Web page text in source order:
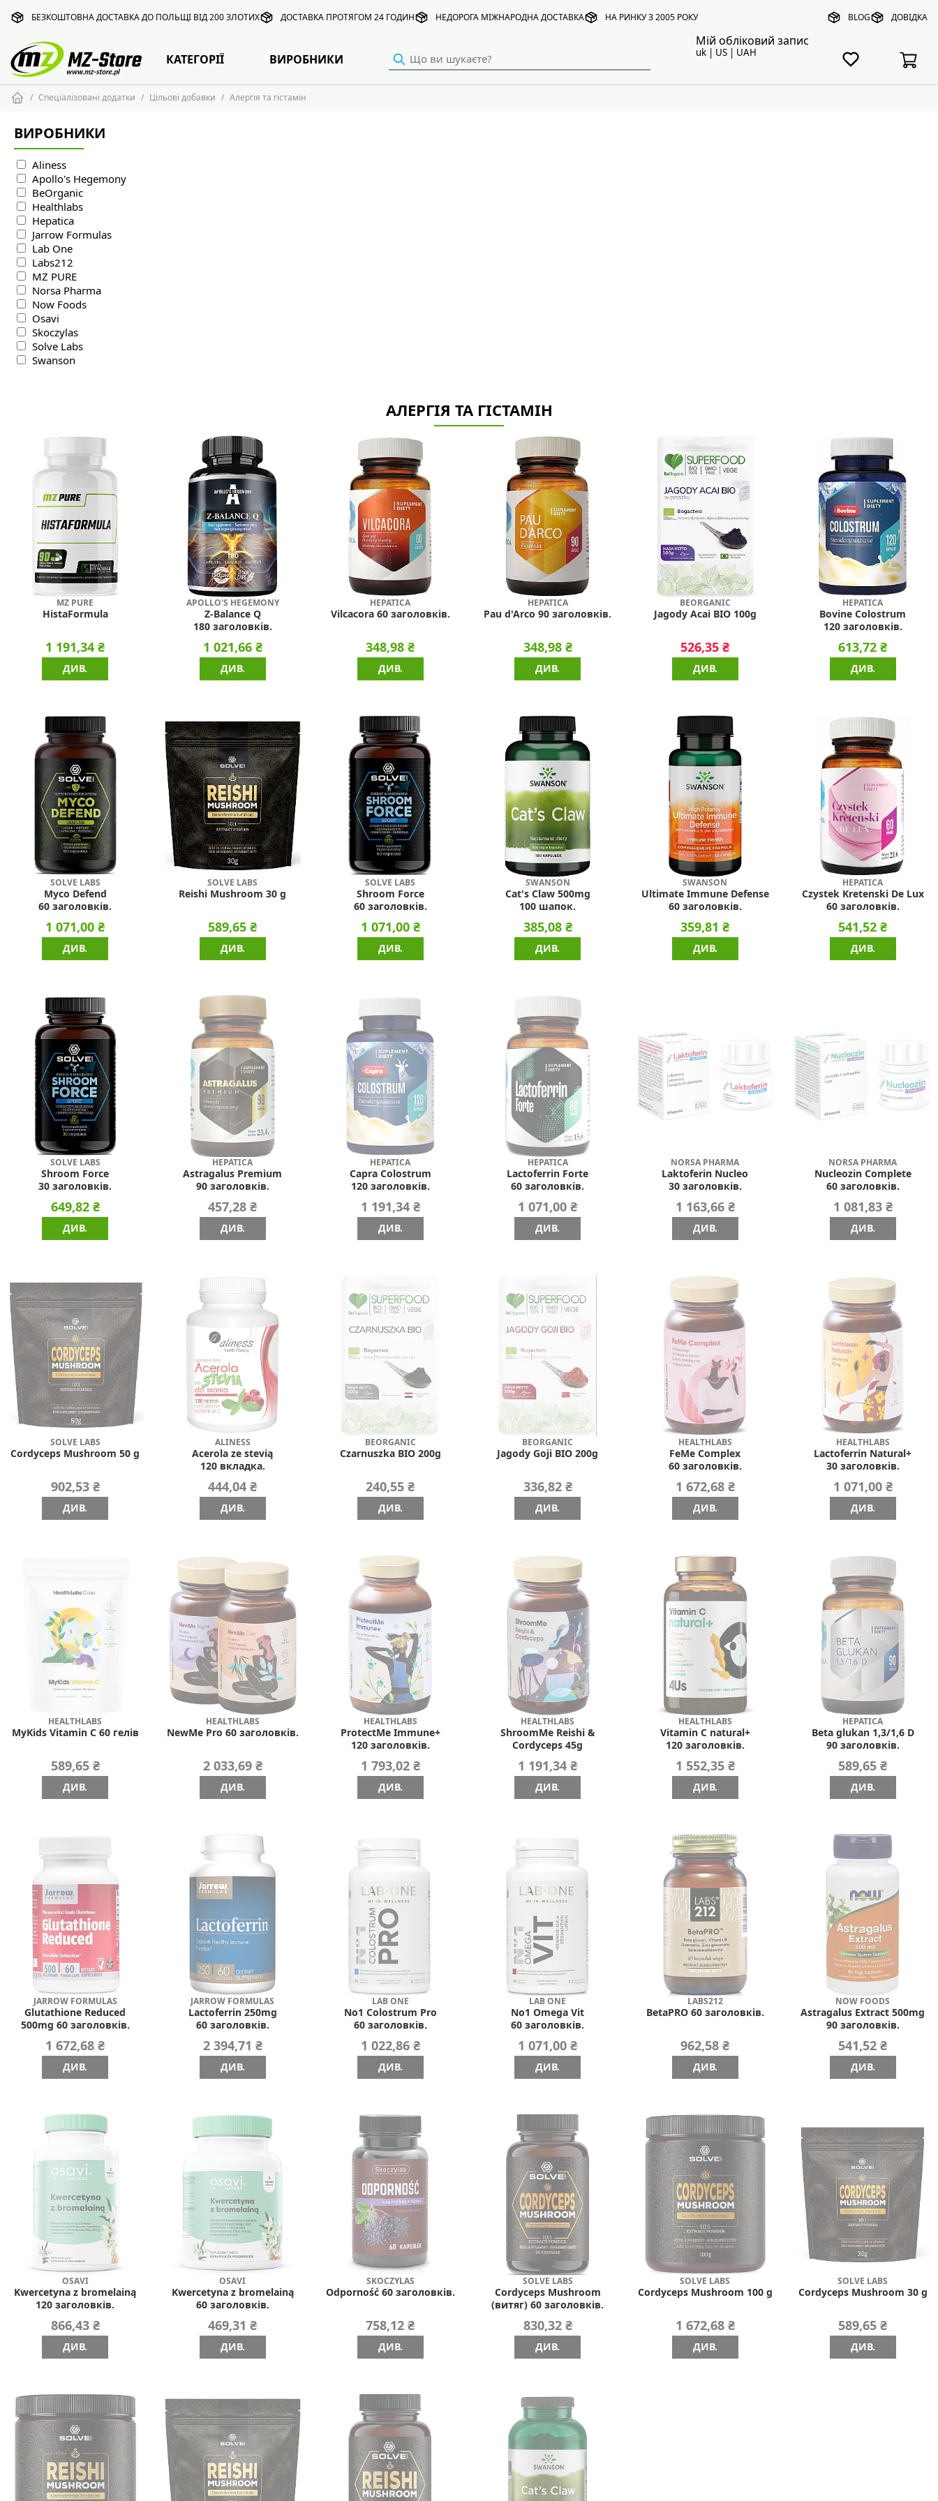
БЕЗКОШТОВНА ДОСТАВКА ДО ПОЛЬЩІ ВІД 200 ЗЛОТИХ ДОСТАВКА ПРОТЯГОМ 24 ГОДИН НЕДОРОГА МІЖНАРОДНА ДОСТАВКА НА РИНКУ З 2005 РОКУ BLOG ДОВІДКА
Мій обліковий запис
uk | US | UAH
КАТЕГОРІЇ ВИРОБНИКИ
Спеціалізовані додатки Цільові добавки Алергія та гістамін
ВИРОБНИКИ
Aliness
Apollo's Hegemony
BeOrganic
Healthlabs
Hepatica
Jarrow Formulas
Lab One
Labs212
MZ PURE
Norsa Pharma
Now Foods
Osavi
Skoczylas
Solve Labs
Swanson
АЛЕРГІЯ ТА ГІСТАМІН
MZ PURE
HistaFormula
1 191,34 ₴
ДИВ.
APOLLO'S HEGEMONY
Z-Balance Q
180 заголовків.
1 021,66 ₴
ДИВ.
HEPATICA
Vilcacora 60 заголовків.
348,98 ₴
ДИВ.
HEPATICA
Pau d'Arco 90 заголовків.
348,98 ₴
ДИВ.
BEORGANIC
Jagody Acai BIO 100g
526,35 ₴
ДИВ.
HEPATICA
Bovine Colostrum
120 заголовків.
613,72 ₴
ДИВ.
SOLVE LABS
Myco Defend
60 заголовків.
1 071,00 ₴
ДИВ.
SOLVE LABS
Reishi Mushroom 30 g
589,65 ₴
ДИВ.
SOLVE LABS
Shroom Force
60 заголовків.
1 071,00 ₴
ДИВ.
SWANSON
Cat's Claw 500mg
100 шапок.
385,08 ₴
ДИВ.
SWANSON
Ultimate Immune Defense
60 заголовків.
359,81 ₴
ДИВ.
HEPATICA
Czystek Kretenski De Lux
60 заголовків.
541,52 ₴
ДИВ.
SOLVE LABS
Shroom Force
30 заголовків.
649,82 ₴
ДИВ.
HEPATICA
Astragalus Premium
90 заголовків.
457,28 ₴
ДИВ.
HEPATICA
Capra Colostrum
120 заголовків.
1 191,34 ₴
ДИВ.
HEPATICA
Lactoferrin Forte
60 заголовків.
1 071,00 ₴
ДИВ.
NORSA PHARMA
Laktoferin Nucleo
30 заголовків.
1 163,66 ₴
ДИВ.
NORSA PHARMA
Nucleozin Complete
60 заголовків.
1 081,83 ₴
ДИВ.
SOLVE LABS
Cordyceps Mushroom 50 g
902,53 ₴
ДИВ.
ALINESS
Acerola ze stevią
120 вкладка.
444,04 ₴
ДИВ.
BEORGANIC
Czarnuszka BIO 200g
240,55 ₴
ДИВ.
BEORGANIC
Jagody Goji BIO 200g
336,82 ₴
ДИВ.
HEALTHLABS
FeMe Complex
60 заголовків.
1 672,68 ₴
ДИВ.
HEALTHLABS
Lactoferrin Natural+
30 заголовків.
1 071,00 ₴
ДИВ.
HEALTHLABS
MyKids Vitamin C 60 гелів
589,65 ₴
ДИВ.
HEALTHLABS
NewMe Pro 60 заголовків.
2 033,69 ₴
ДИВ.
HEALTHLABS
ProtectMe Immune+
120 заголовків.
1 793,02 ₴
ДИВ.
HEALTHLABS
ShroomMe Reishi &
Cordyceps 45g
1 191,34 ₴
ДИВ.
HEALTHLABS
Vitamin C natural+
120 заголовків.
1 552,35 ₴
ДИВ.
HEPATICA
Beta glukan 1,3/1,6 D
90 заголовків.
589,65 ₴
ДИВ.
JARROW FORMULAS
Glutathione Reduced
500mg 60 заголовків.
1 672,68 ₴
ДИВ.
JARROW FORMULAS
Lactoferrin 250mg
60 заголовків.
2 394,71 ₴
ДИВ.
LAB ONE
No1 Colostrum Pro
60 заголовків.
1 022,86 ₴
ДИВ.
LAB ONE
No1 Omega Vit
60 заголовків.
1 071,00 ₴
ДИВ.
LABS212
BetaPRO 60 заголовків.
962,58 ₴
ДИВ.
NOW FOODS
Astragalus Extract 500mg
90 заголовків.
541,52 ₴
ДИВ.
OSAVI
Kwercetyna z bromelainą
120 заголовків.
866,43 ₴
ДИВ.
OSAVI
Kwercetyna z bromelainą
60 заголовків.
469,31 ₴
ДИВ.
SKOCZYLAS
Odporność 60 заголовків.
758,12 ₴
ДИВ.
SOLVE LABS
Cordyceps Mushroom
(витяг) 60 заголовків.
830,32 ₴
ДИВ.
SOLVE LABS
Cordyceps Mushroom 100 g
1 672,68 ₴
ДИВ.
SOLVE LABS
Cordyceps Mushroom 30 g
589,65 ₴
ДИВ.